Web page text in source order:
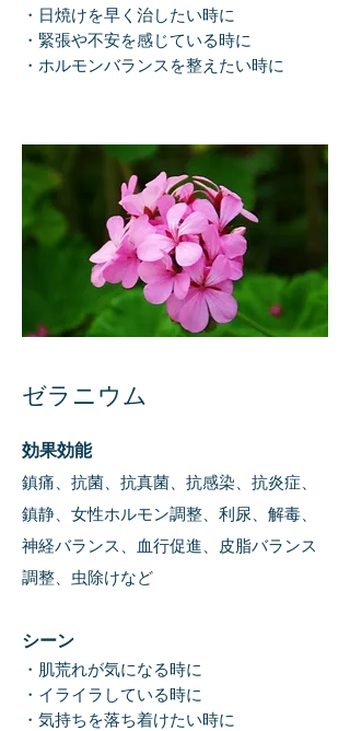
・日焼けを早く治したい時に
・緊張や不安を感じている時に
・ホルモンバランスを整え たい時に
ゼラニウム
効果効能
鎮痛、抗菌
抗真菌、抗感染、抗炎症、
鎮静、女性ホルモン調整、利尿、解毒、
神経バランス、血行促進、皮脂バランス
調整、虫除けなど
シーン
・肌荒れが気になる時に
​・イライラしている時に
・気持ちを落ち着けたい時に